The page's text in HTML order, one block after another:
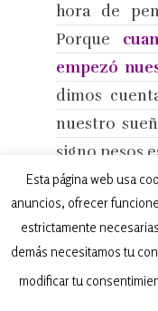
hora de
Porque
empezó
dimos
nuestro
signo pesos
de
ideas, el
auto
Salimos
Esta página web usa
anuncios, ofrecer
estrictamente
demás necesitamos tu
modificar tu